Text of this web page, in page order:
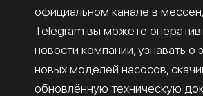
официальном канале в
Telegram вы можете
новости компании, узнавать о
новых моделей насосов,
обновлённую техническую